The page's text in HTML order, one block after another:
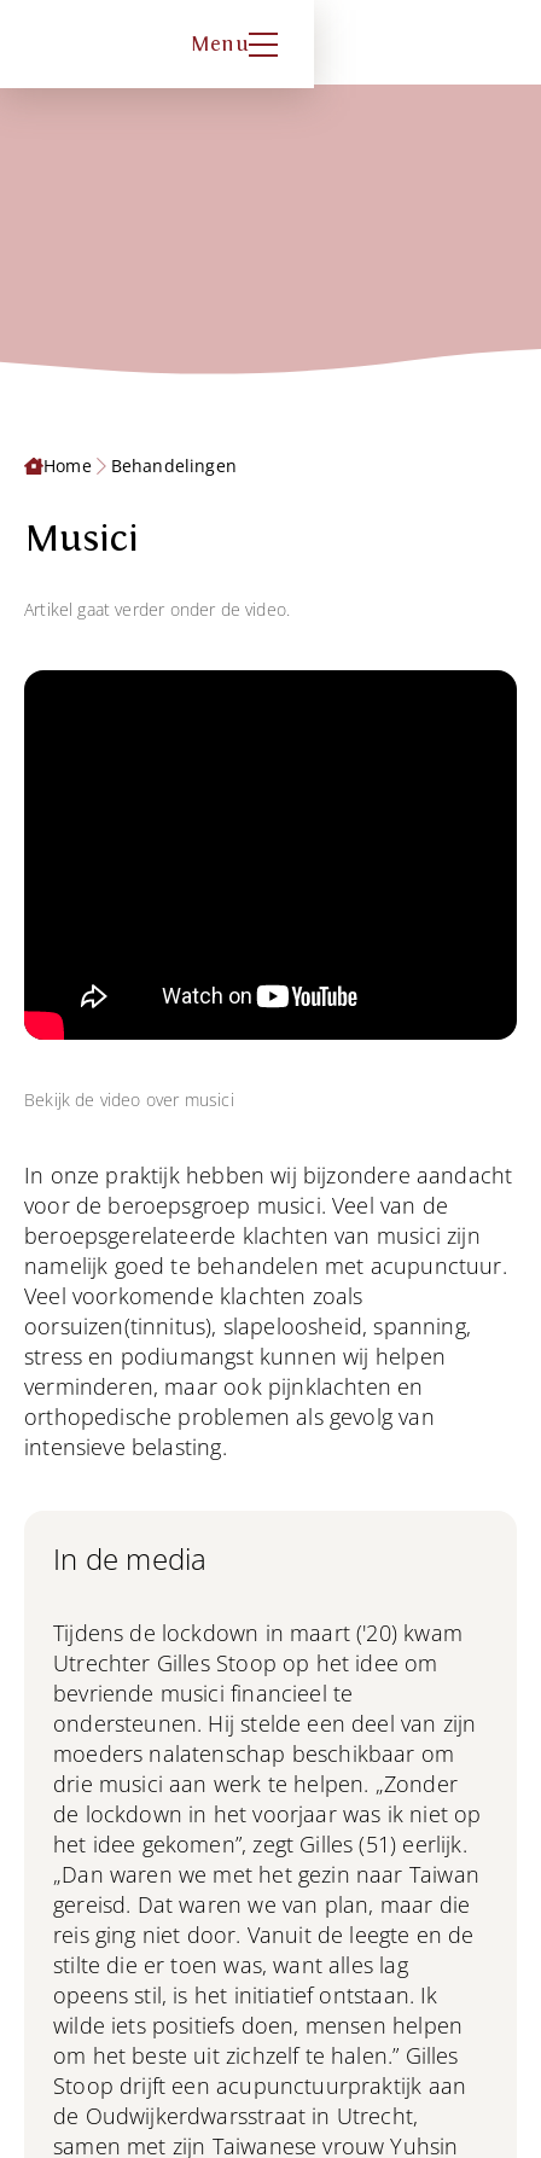
Menu
Home Behandelingen
Musici
Artikel gaat verder onder de video.
Bekijk de video over musici
In onze praktijk hebben wij bijzondere aandacht
voor de beroepsgroep musici. Veel van de
beroepsgerelateerde klachten van musici zijn
namelijk goed te behandelen met acupunctuur.
Veel voorkomende klachten zoals
oorsuizen(tinnitus), slapeloosheid, spanning,
stress en podiumangst kunnen wij helpen
verminderen, maar ook pijnklachten en
orthopedische problemen als gevolg van
intensieve belasting.
In de media
Tijdens de lockdown in maart ('20) kwam
Utrechter Gilles Stoop op het idee om
bevriende musici financieel te
ondersteunen. Hij stelde een deel van zijn
moeders nalatenschap beschikbaar om
drie musici aan werk te helpen. „Zonder
de lockdown in het voorjaar was ik niet op
het idee gekomen”, zegt Gilles (51) eerlijk.
„Dan waren we met het gezin naar Taiwan
gereisd. Dat waren we van plan, maar die
reis ging niet door. Vanuit de leegte en de
stilte die er toen was, want alles lag
opeens stil, is het initiatief ontstaan. Ik
wilde iets positiefs doen, mensen helpen
om het beste uit zichzelf te halen.” Gilles
Stoop drijft een acupunctuurpraktijk aan
de Oudwijkerdwarsstraat in Utrecht,
samen met zijn Taiwanese vrouw Yuhsin